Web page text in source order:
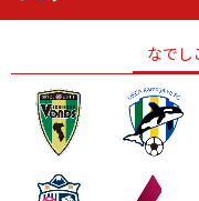
ニッパツ
ニッパツ 名
なでし